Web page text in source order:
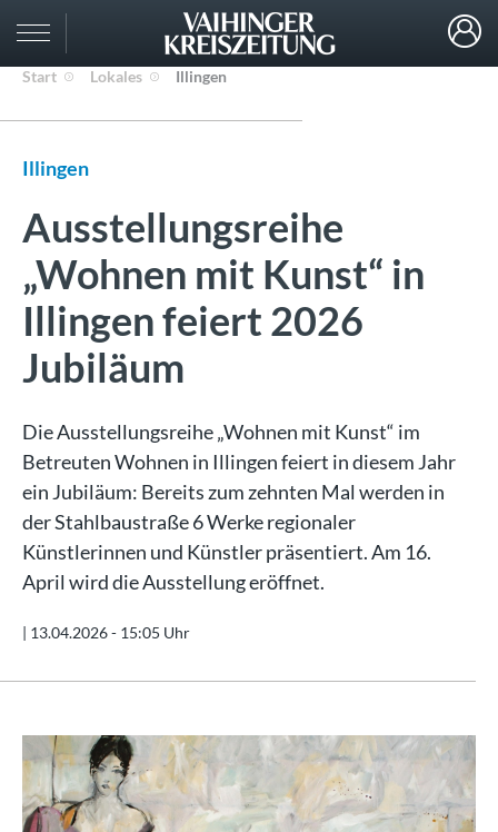
Start Lokales Illingen
Illingen
Ausstellungsreihe
„Wohnen mit Kunst“ in
Illingen feiert 2026
Jubiläum
Die Ausstellungsreihe „Wohnen mit Kunst“ im
Betreuten Wohnen in Illingen feiert in diesem Jahr
ein Jubiläum: Bereits zum zehnten Mal werden in
der Stahlbaustraße 6 Werke regionaler
Künstlerinnen und Künstler präsentiert. Am 16.
April wird die Ausstellung eröffnet.
| 13.04.2026 - 15:05 Uhr